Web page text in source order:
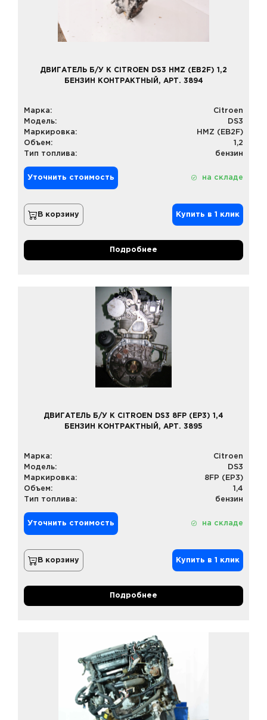
ДВИГАТЕЛЬ Б/У К CITROEN DS3 HMZ (EB2F) 1,2
БЕНЗИН КОНТРАКТНЫЙ, АРТ. 3894
Марка:
Citroen
Модель:
DS3
Маркировка:
HMZ (EB2F)
Объем:
1,2
Тип топлива:
бензин
Уточнить стоимость на складе
В корзину Купить в 1 клик
Подробнее
ДВИГАТЕЛЬ Б/У К CITROEN DS3 8FP (EP3) 1,4
БЕНЗИН КОНТРАКТНЫЙ, АРТ. 3895
Марка:
Citroen
Модель:
DS3
Маркировка:
8FP (EP3)
Объем:
1,4
Тип топлива:
бензин
Уточнить стоимость на складе
В корзину Купить в 1 клик
Подробнее